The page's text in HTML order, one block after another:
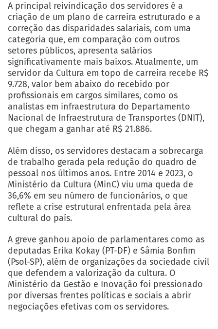
A principal reivindicação dos servidores é a
criação de um plano de carreira estruturado e a
correção das disparidades salariais, com uma
categoria que, em comparação com outros
setores públicos, apresenta salários
significativamente mais baixos. Atualmente, um
servidor da Cultura em topo de carreira recebe R$
9.728, valor bem abaixo do recebido por
profissionais em cargos similares, como os
analistas em infraestrutura do Departamento
Nacional de Infraestrutura de Transportes (DNIT),
que chegam a ganhar até R$ 21.886.
Além disso, os servidores destacam a sobrecarga
de trabalho gerada pela redução do quadro de
pessoal nos últimos anos. Entre 2014 e 2023, o
Ministério da Cultura (MinC) viu uma queda de
36,6% em seu número de funcionários, o que
reflete a crise estrutural enfrentada pela área
cultural do país.
A greve ganhou apoio de parlamentares como as
deputadas Erika Kokay (PT-DF) e Sâmia Bonfim
(Psol-SP), além de organizações da sociedade civil
que defendem a valorização da cultura. O
Ministério da Gestão e Inovação foi pressionado
por diversas frentes políticas e sociais a abrir
negociações efetivas com os servidores.